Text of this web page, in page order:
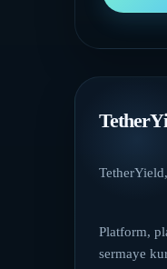
Platform,
sermaye